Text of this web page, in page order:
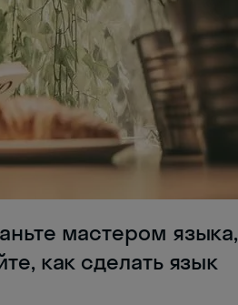
мастером языка,
как сделать язык